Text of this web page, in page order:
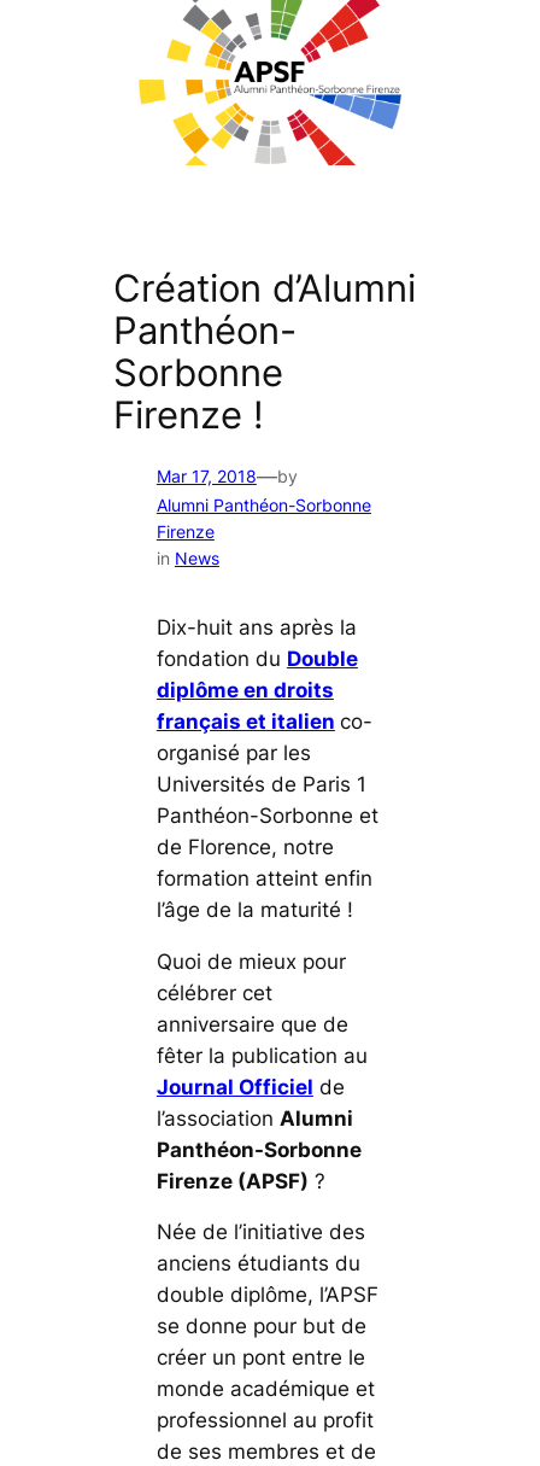
Création d’Alumni
Panthéon-
Sorbonne
Firenze !
Mar 17, 2018—by
Alumni Panthéon-Sorbonne
Firenze
in News
Dix-huit ans après la
fondation du Double
diplôme en droits
français et italien co-
organisé par les
Universités de Paris 1
Panthéon-Sorbonne et
de Florence, notre
formation atteint enfin
l’âge de la maturité !
Quoi de mieux pour
célébrer cet
anniversaire que de
fêter la publication au
Journal Officiel de
l’association Alumni
Panthéon-Sorbonne
Firenze (APSF) ?
Née de l’initiative des
anciens étudiants du
double diplôme, l’APSF
se donne pour but de
créer un pont entre le
monde académique et
professionnel au profit
de ses membres et de